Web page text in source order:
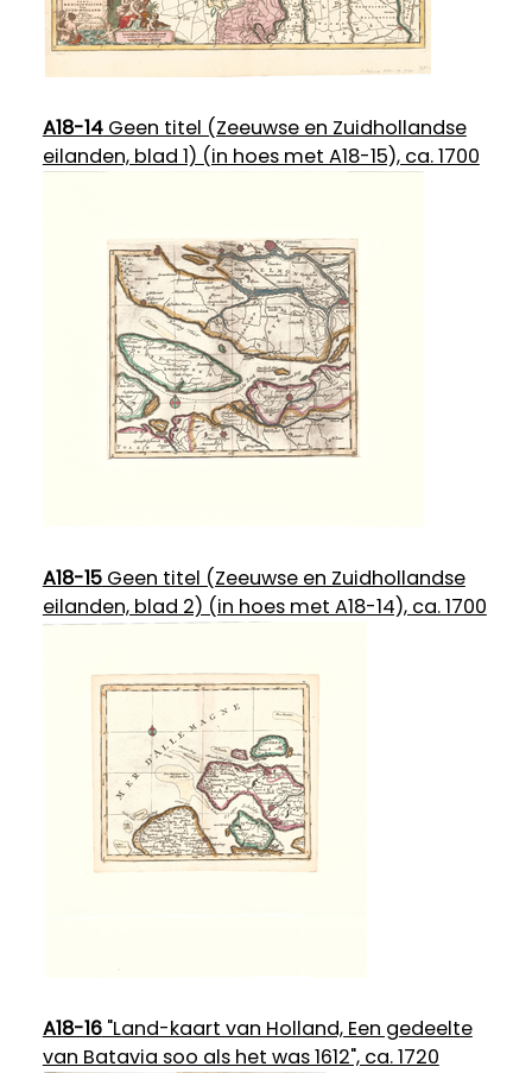
A18-14Geen titel (Zeeuwse en Zuidhollandse
eilanden, blad 1) (in hoes met A18-15), ca. 1700
A18-15Geen titel (Zeeuwse en Zuidhollandse
eilanden, blad 2) (in hoes met A18-14), ca. 1700
A18-16"Land-kaart van Holland, Een gedeelte
van Batavia soo als het was 1612", ca. 1720